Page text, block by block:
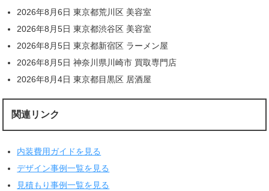
2026年8月6日 東京都荒川区 美容室
2026年8月5日 東京都渋谷区 美容室
2026年8月5日 東京都新宿区 ラーメン屋
2026年8月5日 神奈川県川崎市 買取専門店
2026年8月4日 東京都目黒区 居酒屋
関連リンク
内装費用ガイドを見る
デザイン事例一覧を見る
見積もり事例一覧を見る